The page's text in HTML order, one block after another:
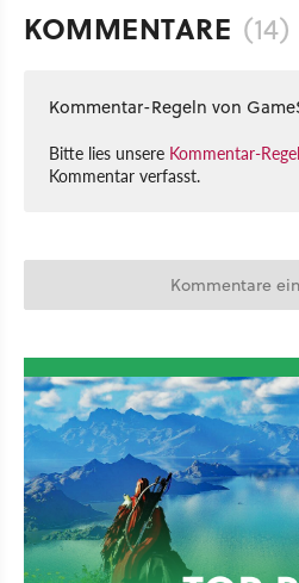
KOMMENTARE (14)
Kommentar-Regeln von
Bitte lies unsere Kommentar-
Kommentar verfasst.
Kommentare